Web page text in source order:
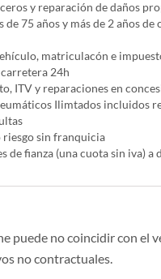
y reparación de daños
de 75 años y más de 2 años
matriculacón e
24h
ITV y reparaciones en
Ilimtados incluidos
riesgo sin franquicia
de fianza (una cuota sin iva)
puede no coincidir con
no contractuales.